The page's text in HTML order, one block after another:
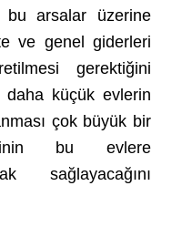
bu arsalar üzerine
ve genel giderleri
gerektiğini
daha küçük evlerin
çok büyük bir
bu evlere
sağlayacağını